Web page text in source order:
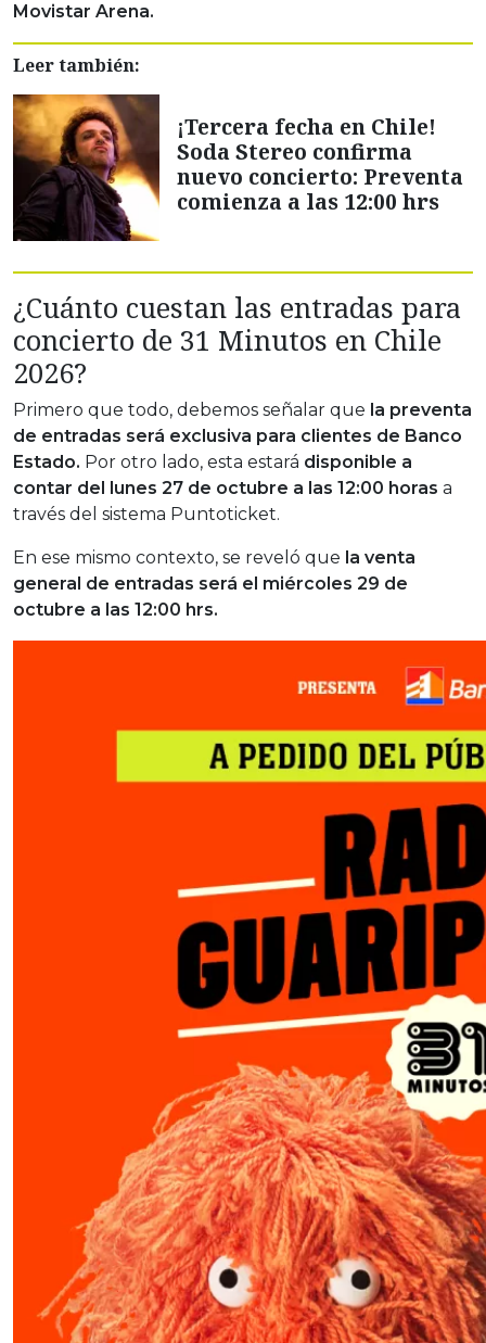
Movistar Arena.
Leer también:
¡Tercera fecha en Chile!
Soda Stereo confirma
nuevo concierto: Preventa
comienza a las 12:00 hrs
¿Cuánto cuestan las entradas para
concierto de 31 Minutos en Chile
2026?
Primero que todo, debemos señalar que la preventa
de entradas será exclusiva para clientes de Banco
Estado. Por otro lado, esta estará disponible a
contar del lunes 27 de octubre a las 12:00 horas a
través del sistema Puntoticket.
En ese mismo contexto, se reveló que la venta
general de entradas será el miércoles 29 de
octubre a las 12:00 hrs.